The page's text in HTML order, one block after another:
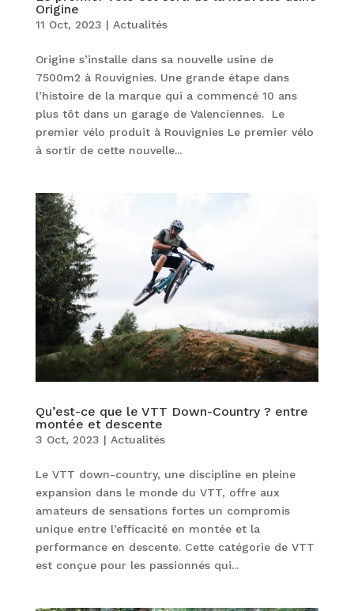
Origine
11 Oct, 2023 | Actualités
Origine s’installe dans sa nouvelle usine de
7500m2 à Rouvignies. Une grande étape dans
l’histoire de la marque qui a commencé 10 ans
plus tôt dans un garage de Valenciennes. Le
premier vélo produit à Rouvignies Le premier vélo
à sortir de cette nouvelle...
Qu’est-ce que le VTT Down-Country ? entre
montée et descente
3 Oct, 2023 | Actualités
Le VTT down-country, une discipline en pleine
expansion dans le monde du VTT, offre aux
amateurs de sensations fortes un compromis
unique entre l’efficacité en montée et la
performance en descente. Cette catégorie de VTT
est conçue pour les passionnés qui...